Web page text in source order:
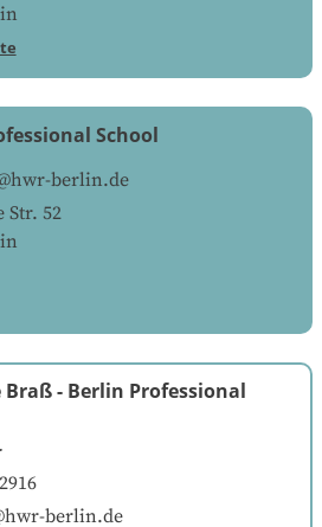
School
berlin.de
Str. 52
Braß - Berlin Professional
berlin.de